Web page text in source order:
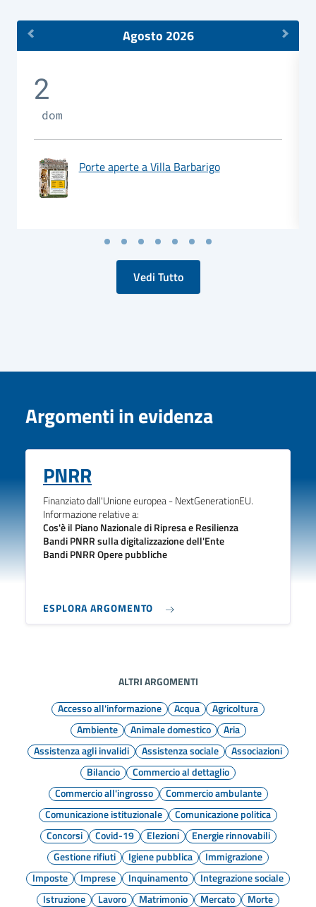
Agosto 2026
2
dom
Porte aperte a Villa Barbarigo
Vedi Tutto
Argomenti in evidenza
PNRR
Finanziato dall'Unione europea - NextGenerationEU.
Informazione relative a:
Cos'è il Piano Nazionale di Ripresa e Resilienza
Bandi PNRR sulla digitalizzazione dell'Ente
Bandi PNRR Opere pubbliche
ESPLORA ARGOMENTO
ALTRI ARGOMENTI
Accesso all'informazione
Acqua
Agricoltura
Ambiente
Animale domestico
Aria
Assistenza agli invalidi
Assistenza sociale
Associazioni
Bilancio
Commercio al dettaglio
Commercio all'ingrosso
Commercio ambulante
Comunicazione istituzionale
Comunicazione politica
Concorsi
Covid-19 Elezioni
Energie rinnovabili
Gestione rifiuti
Igiene pubblica
Immigrazione
Imposte
Imprese Inquinamento
Integrazione sociale
Istruzione
Lavoro Matrimonio Mercato
Morte